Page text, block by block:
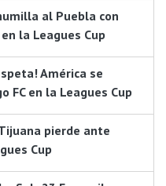
al Puebla con
la Leagues Cup
América se
FC en la Leagues Cup
pierde ante
Cup